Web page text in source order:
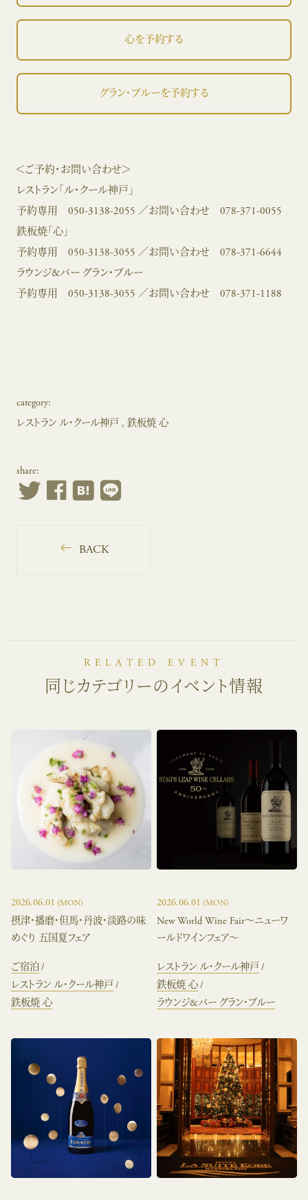
心を予約する
グラン・ブルーを予約する
＜ご予約・お問い合わせ＞
レストラン「ル・クール神戸」
予約専用 050-3138-2055 ／お問い合わせ 078-371-0055
鉄板焼「心」
予約専用 050-3138-3055 ／お問い合わせ 078-371-6644
ラウンジ&バー グラン・ブルー
予約専用 050-3138-3055 ／お問い合わせ 078-371-1188
category:
レストラン ル・クール神戸
鉄板焼 心
share:
BACK
RELATED EVENT
同じカテゴリーのイベント情報
2026.06.01 (MON)
摂津・播磨・但馬・丹波・淡路の味
めぐり 五国夏フェア
ご宿泊
レストラン ル・クール神戸
鉄板焼 心
2026.06.01 (MON)
New World Wine Fair～ニューワ
ールドワインフェア～
レストラン ル・クール神戸
鉄板焼 心
ラウンジ&バー グラン・ブルー